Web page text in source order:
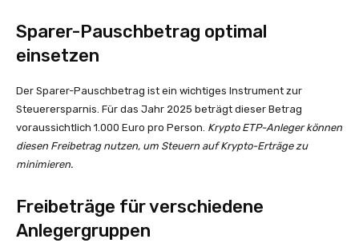
Sparer-Pauschbetrag optimal
einsetzen
Der Sparer-Pauschbetrag ist ein wichtiges Instrument zur
Steuerersparnis. Für das Jahr 2025 beträgt dieser Betrag
voraussichtlich 1.000 Euro pro Person. Krypto ETP-Anleger können
diesen Freibetrag nutzen, um Steuern auf Krypto-Erträge zu
minimieren.
Freibeträge für verschiedene
Anlegergruppen